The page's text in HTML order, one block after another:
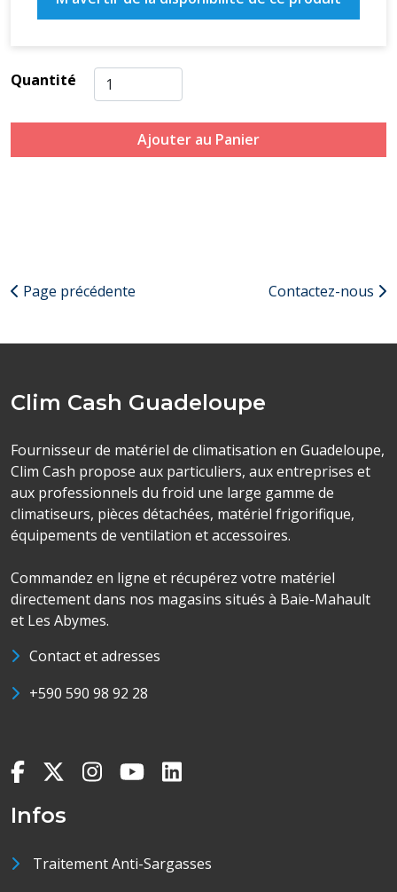
Quantité
Ajouter au Panier
Page précédente Contactez-nous
Clim Cash Guadeloupe
Fournisseur de matériel de climatisation en Guadeloupe,
Clim Cash propose aux particuliers, aux entreprises et
aux professionnels du froid une large gamme de
climatiseurs, pièces détachées, matériel frigorifique,
équipements de ventilation et accessoires.
Commandez en ligne et récupérez votre matériel
directement dans nos magasins situés à Baie-Mahault
et Les Abymes.
Contact et adresses
+590 590 98 92 28
Infos
Traitement Anti-Sargasses